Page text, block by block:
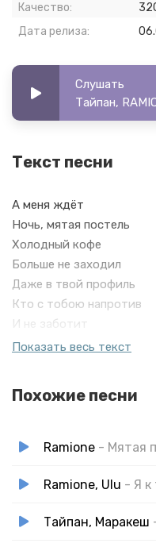
Качество:
Дата релиза:
Слушать
Текст песни
А меня ждёт
Ночь, мятая постель
Холодный кофе
Больше не заходил
Даже в твой профиль
Кто с тобою напротив
И не заботит
Просто уезжай же,
Показать весь текст
Похожие песни
Ramione - Мятая
Ramione, Ulu - Я к
Тайпан, Маракеш